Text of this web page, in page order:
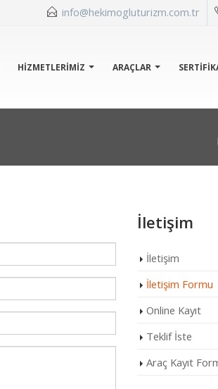
info@hekimogluturizm.com.tr
HIZMETLERIMIZ ARAÇLAR
İletişim
İletişim
İletişim Formu
Online Kayıt
Teklif İste
Araç Kayıt